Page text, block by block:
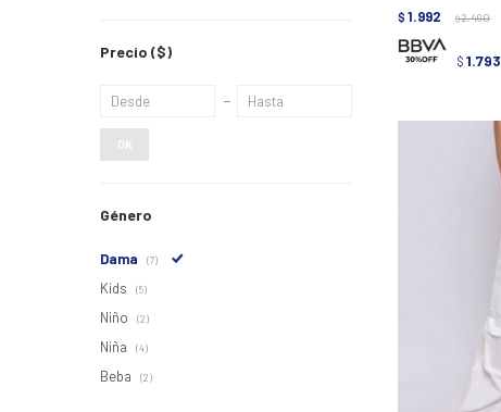
$ 1.992 $ 2.490
$ 1.793
Precio ($)
OK
Género
Dama (7)
Kids (5)
Niño (2)
Niña (4)
Beba (2)